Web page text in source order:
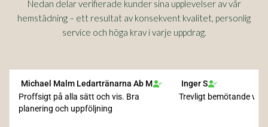
Nedan delar verifierade kunder sina upplevelser av vår
hemstädning – ett resultat av konsekvent kvalitet, personlig
service och höga krav i varje uppdrag.